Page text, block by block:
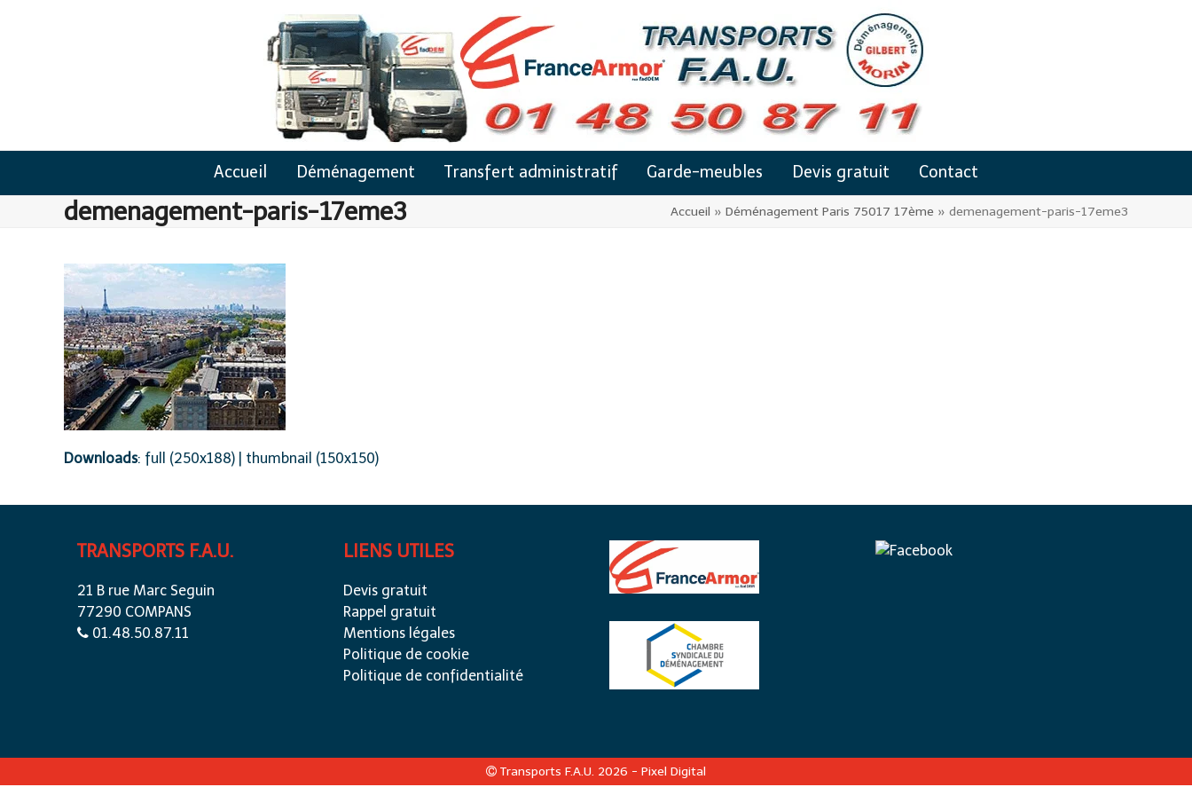
Accueil Déménagement Transfert administratif Garde-meubles Devis gratuit Contact
demenagement-paris-17eme3 Accueil » Déménagement Paris 75017 17ème » demenagement-paris-17eme3
Downloads: full (250x188) thumbnail (150x150)
TRANSPORTS F.A.U.
21 B rue Marc Seguin
77290 COMPANS
01.48.50.87.11
LIENS UTILES
Devis gratuit
Rappel gratuit
Mentions légales
Politique de cookie
Politique de confidentialité
Transports F.A.U. 2026 - Pixel Digital